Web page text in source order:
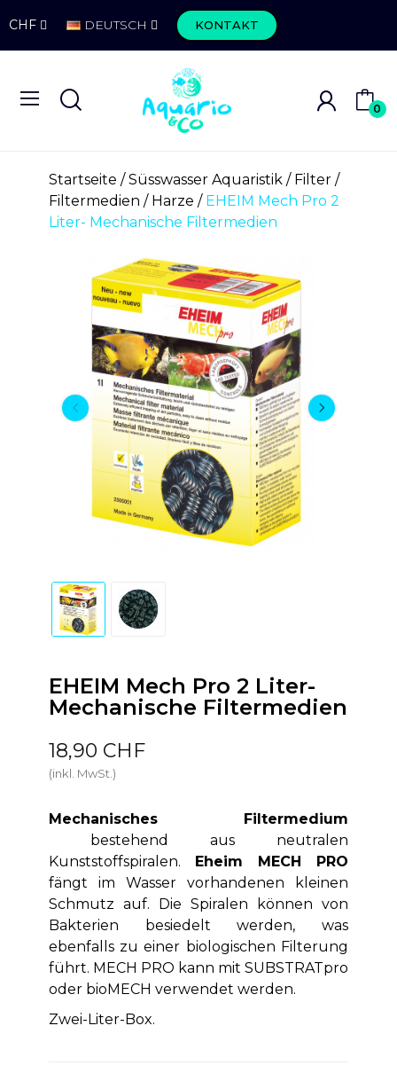
CHF DEUTSCH KONTAKT
0
Startseite Süsswasser Aquaristik
Filter
Filtermedien
Harze
EHEIM Mech Pro 2
Liter- Mechanische Filtermedien
EHEIM Mech Pro 2 Liter-
Mechanische Filtermedien
18,90 CHF
(inkl. MwSt.)
Mechanisches Filtermedium
bestehend aus neutralen
Kunststoffspiralen. Eheim MECH PRO
fängt im Wasser vorhandenen kleinen
Schmutz auf. Die Spiralen können von
Bakterien besiedelt werden, was
ebenfalls zu einer biologischen Filterung
führt. MECH PRO kann mit SUBSTRATpro
oder bioMECH verwendet werden.
Zwei-Liter-Box.